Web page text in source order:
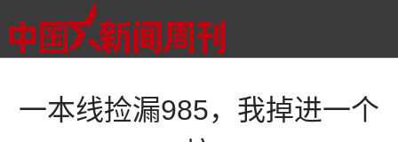
一本线捡漏985，我掉进一个